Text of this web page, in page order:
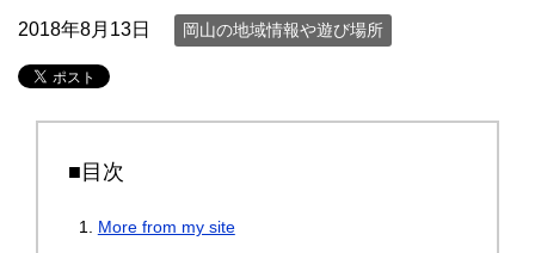
2018年8月13日 岡山の地域情報や遊び場所
■目次
More from my site